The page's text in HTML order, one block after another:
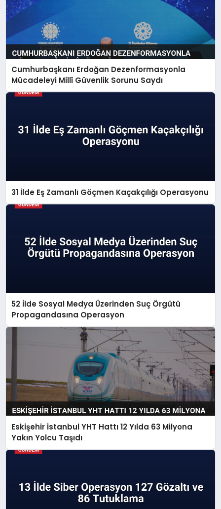
Cumhurbaşkanı Erdoğan Dezenformasyonla
Mücadeleyi Millî Güvenlik Sorunu Saydı
31 İlde Eş Zamanlı Göçmen Kaçakçılığı Operasyonu
52 İlde Sosyal Medya Üzerinden Suç Örgütü
Propagandasına Operasyon
Eskişehir İstanbul YHT Hattı 12 Yılda 63 Milyona
Yakın Yolcu Taşıdı